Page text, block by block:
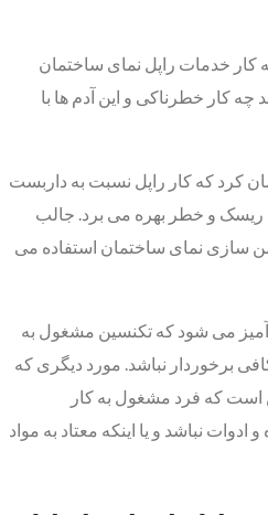
کار خدمات راپل نمای ساختمان
چه کار خطرناکی و این آدم ها با
کرد که کار راپل نسبت به داربست
ریسک و خطر بهره می برد. جالب
سازی نمای ساختمان استفاده می
آمیز می شود که تکنسین مشغول به
برخوردار نباشد. مورد دیگری که
است که فرد مشغول به کار
نباشد و یا اینکه معتاد به مواد